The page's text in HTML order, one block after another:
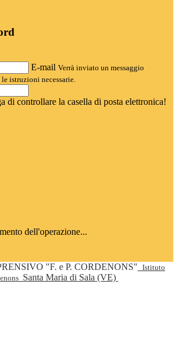
E-mail Verrà inviato un messaggio
istruzioni necessarie.
di controllare la casella di posta elettronica!
dell'operazione...
Istituto
Santa Maria di Sala (VE)